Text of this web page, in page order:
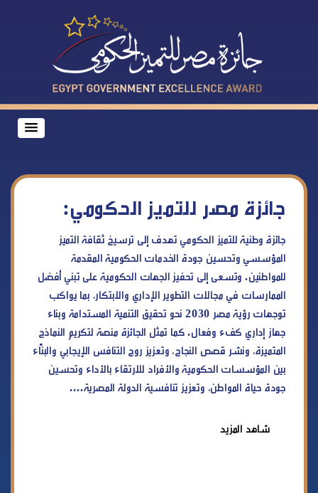
جائزة مصر للتميز الحكومي:
جائزة وطنية للتميز الحكومي تهدف إلى ترسيخ ثقافة التميز
المؤسسي وتحسين جودة الخدمات الحكومية المقدمة
للمواطنين. وتسعى إلى تحفيز الجهات الحكومية على تبني أفضل
الممارسات في مجالات التطوير الإداري والابتكار، بما يواكب
توجهات رؤية مصر 2030 نحو تحقيق التنمية المستدامة وبناء
جهاز إداري كفء وفعال. كما تمثل الجائزة منصة لتكريم النماذج
المتميزة، ونشر قصص النجاح، وتعزيز روح التنافس الإيجابي والبنّاء
بين المؤسسات الحكومية والأفراد للارتقاء بالأداء وتحسين
جودة حياة المواطن، وتعزيز تنافسية الدولة المصرية....
شاهد المزيد